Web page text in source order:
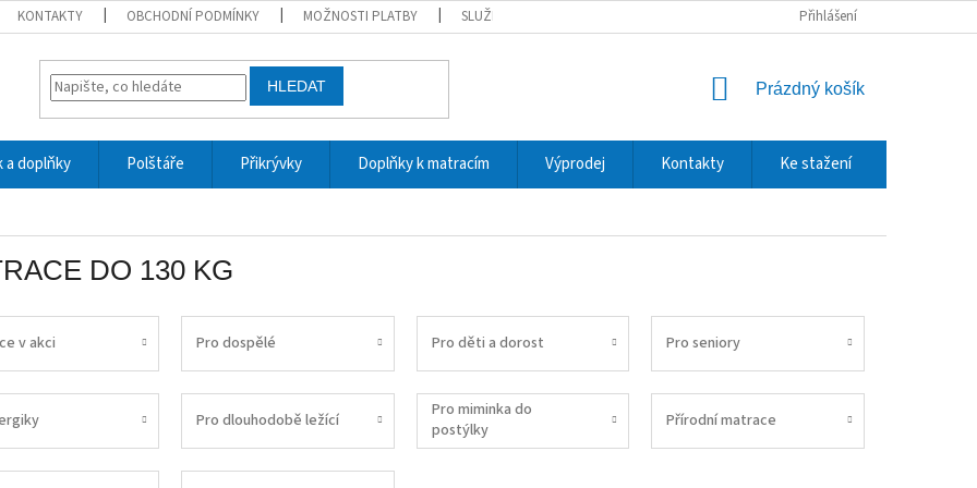
KONTAKTY OBCHODNÍ PODMÍNKY MOŽNOSTI PLATBY SLUŽBY A DOPRAVA REKLAMACE A VRÁCENÍ ZBOŽÍ OCHRANA
Přihlášení
HLEDAT
NÁKUPNÍ
Prázdný košík
a doplňky Polštáře Přikrývky Doplňky k matracím Výprodej Kontakty Ke stažení
DO 130 KG
v akci Pro dospělé Pro děti a dorost Pro seniory
Pro dlouhodobě ležící
Pro miminka do
postýlky
Přírodní matrace